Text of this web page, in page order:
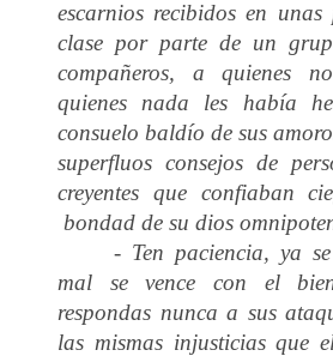
escarnios recibidos en
clase por parte de un
compañeros, a quienes
quienes nada les había
consuelo baldío de sus
superfluos consejos de
creyentes que confiaban
bondad de su dios
- Ten paciencia, ya
mal se vence con el
respondas nunca a sus
las mismas injusticias que